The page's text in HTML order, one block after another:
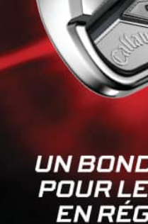
TROPHÉE HASSAN-II & COUPE LALLA
L’Argentin Ricardo
triomphent à Rabat
24 FÉVRIER 2024